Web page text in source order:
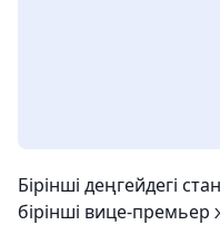
Бірінші деңгейдегі
бірінші вице-